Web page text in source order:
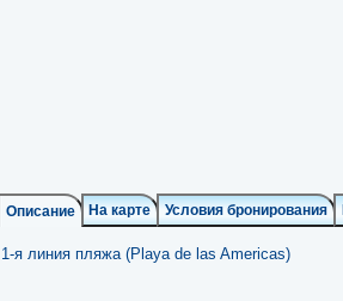
1-я линия пляжа (Playa de las Americas)